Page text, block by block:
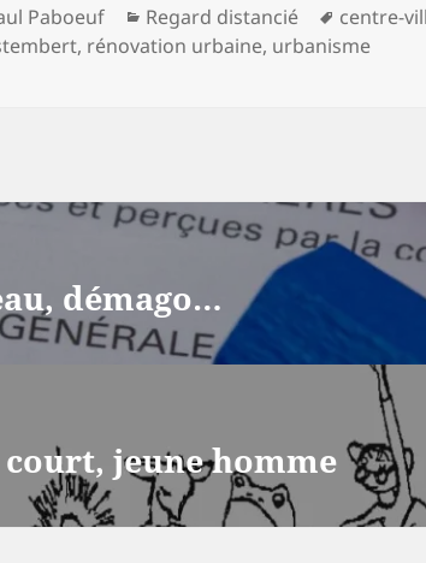
Paboeuf Catégories
Regard distancié
Mots-
clés
centre-
, rénovation urbaine, urbanisme
démago…
court, jeune homme